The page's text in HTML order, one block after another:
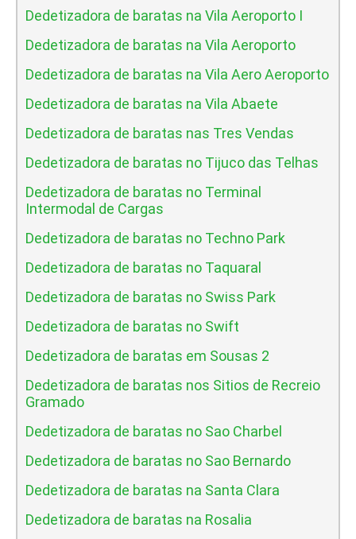
Dedetizadora de baratas na Vila Aeroporto I
Dedetizadora de baratas na Vila Aeroporto
Dedetizadora de baratas na Vila Aero Aeroporto
Dedetizadora de baratas na Vila Abaete
Dedetizadora de baratas nas Tres Vendas
Dedetizadora de baratas no Tijuco das Telhas
Dedetizadora de baratas no Terminal
Intermodal de Cargas
Dedetizadora de baratas no Techno Park
Dedetizadora de baratas no Taquaral
Dedetizadora de baratas no Swiss Park
Dedetizadora de baratas no Swift
Dedetizadora de baratas em Sousas 2
Dedetizadora de baratas nos Sitios de Recreio
Gramado
Dedetizadora de baratas no Sao Charbel
Dedetizadora de baratas no Sao Bernardo
Dedetizadora de baratas na Santa Clara
Dedetizadora de baratas na Rosalia